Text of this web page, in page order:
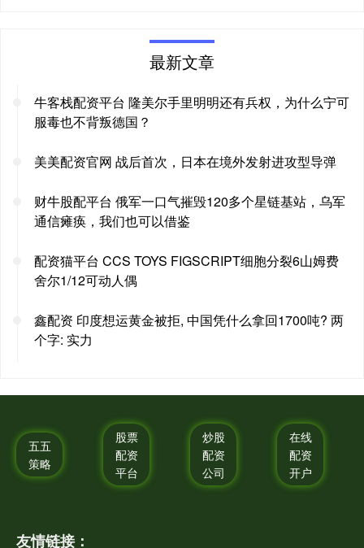
最新文章
牛客栈配资平台 隆美尔手里明明还有兵权，为什么宁可
服毒也不背叛德国？
美美配资官网 战后首次，日本在境外发射进攻型导弹
财牛股配平台 俄军一口气摧毁120多个星链基站，乌军
通信瘫痪，我们也可以借鉴
配资猫平台 CCS TOYS FIGSCRIPT细胞分裂6山姆费
舍尔1/12可动人偶
鑫配资 印度想运黄金被拒, 中国凭什么拿回1700吨? 两
个字: 实力
五五
策略
股票
配资
平台
炒股
配资
公司
在线
配资
开户
友情链接：